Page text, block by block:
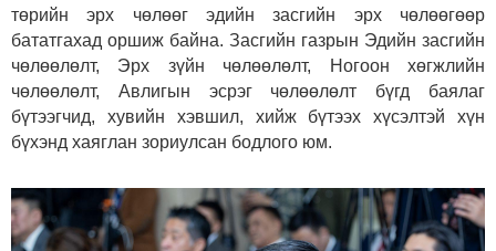
төрийн эрх чөлөөг эдийн засгийн эрх чөлөөгөөр
бататгахад оршиж байна. Засгийн газрын Эдийн засгийн
чөлөөлөлт, Эрх зүйн чөлөөлөлт, Ногоон хөгжлийн
чөлөөлөлт, Авлигын эсрэг чөлөөлөлт бүгд баялаг
бүтээгчид, хувийн хэвшил, хийж бүтээх хүсэлтэй хүн
бүхэнд хаяглан зориулсан бодлого юм.